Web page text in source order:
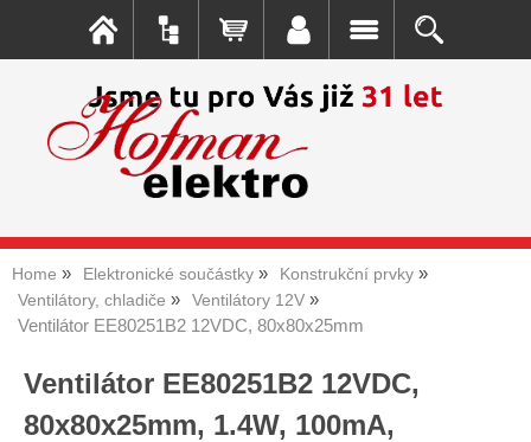
Home Elektronické součástky
Konstrukční prvky
Ventilátory, chladiče
Ventilátory 12V
Ventilátor EE80251B2 12VDC, 80x80x25mm
Ventilátor EE80251B2 12VDC,
80x80x25mm, 1.4W, 100mA,